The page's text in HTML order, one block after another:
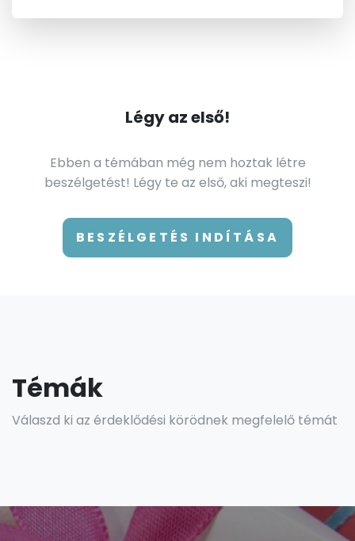
Légy az első!
Ebben a témában még nem hoztak létre
beszélgetést! Légy te az első, aki megteszi!
BESZÉLGETÉS INDÍTÁSA
Témák
Válaszd ki az érdeklődési körödnek megfelelő témát